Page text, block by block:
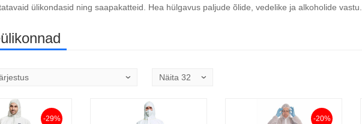
ülikondasid ning saapakatteid. Hea hülgavus paljude õlide, vedelike ja alkoholide vastu.
-29% -20%